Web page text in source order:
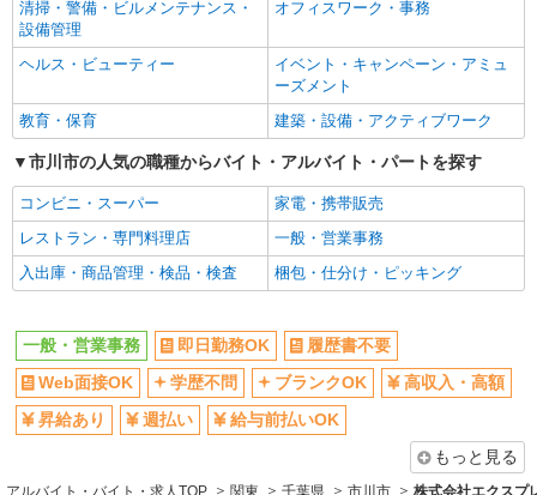
ブランクOK
昇給あり
週払い
駅直結・駅チカ
車通勤OK
バイク通勤OK
登録制
交通費支給
社会保険あり
朝
昼
同じ職種から求人を探す
一般・営業事務
同じ特徴から求人を探す
車通勤OK
交通費支給
清掃・警備・ビルメンテナンス・
設備管理
オフィスワーク・事務
ヘルス・ビューティー
イベント・キャンペーン・アミュ
ーズメント
教育・保育
建築・設備・アクティブワーク
市川市の人気の職種からバイト・アルバイト・パートを探す
コンビニ・スーパー
家電・携帯販売
レストラン・専門料理店
一般・営業事務
入出庫・商品管理・検品・検査
梱包・仕分け・ピッキング
一般・営業事務 即日勤務OK
履歴書不要
Web面接OK
学歴不問 ブランクOK
高収入・高額
昇給あり
週払い
給与前払いOK
もっと見る
アルバイト・バイト・求人TOP 関東 千葉県 市川市 株式会社エクスプ